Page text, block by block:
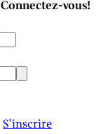
vous!
S'inscrire